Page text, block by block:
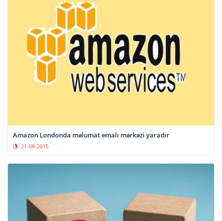
Amazon Londonda məlumat emalı mərkəzi yaradır
21-08-2015